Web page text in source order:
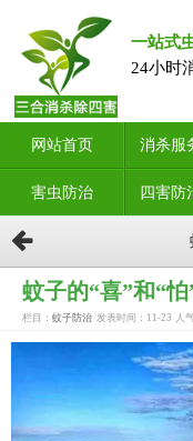
一站式
24小时
网站首页 消杀服
害虫防治 四害防
蚊子的“喜”和“怕
栏目： 蚊子防治 发表时间：11-23 人